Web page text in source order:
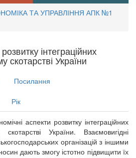
ТА УПРАВЛІННЯ АПК №1
інтеграційних
скотарстві України
Посилання
Рік
аспекти розвитку інтеграційних
України. Взаємовигідні
організацій з іншими
дають змогу істотно підвищити їх